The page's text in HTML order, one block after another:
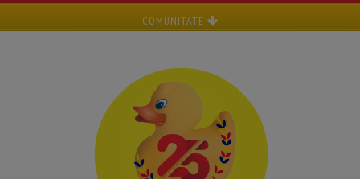
COMUNITATE